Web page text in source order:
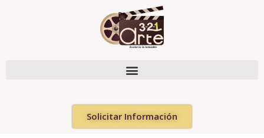
Solicitar Información